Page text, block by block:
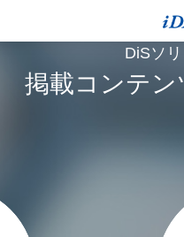
DiSソ
掲載コンテ